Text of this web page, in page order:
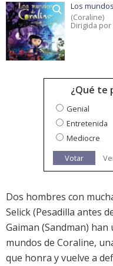
Los
(Coraline)
Dirigida por
¿Qué te
Genial
Entretenida
Mediocre
Votar
Dos hombres con
Selick (Pesadilla antes
Gaiman (Sandman)
mundos de Coraline,
que honra y vuelve a